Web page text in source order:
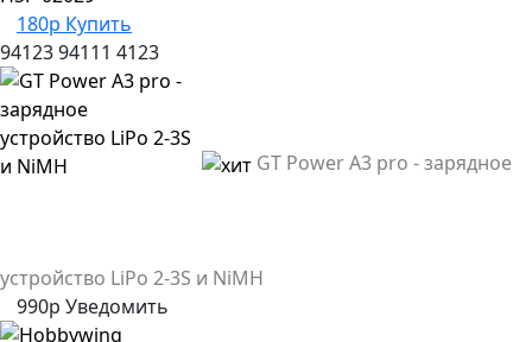
180р Купить
9412394111 4123
GT Power A3 pro - зарядное
устройство LiPo 2-3S и NiMH
990р Уведомить